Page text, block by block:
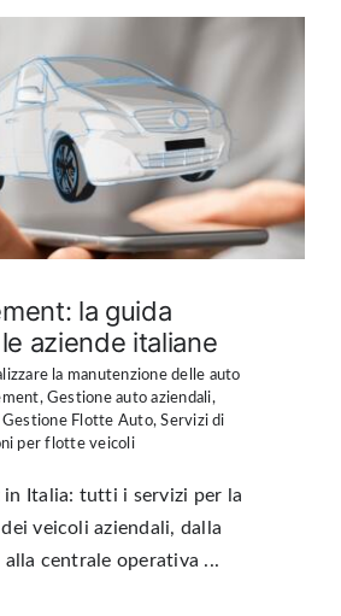
la guida
aziende italiane
la manutenzione delle auto
, Gestione auto aziendali,
Gestione Flotte Auto,Servizi di
per flotte veicoli
in Italia: tutti i servizi per la
veicoli aziendali, dalla
alla centrale operativa ...